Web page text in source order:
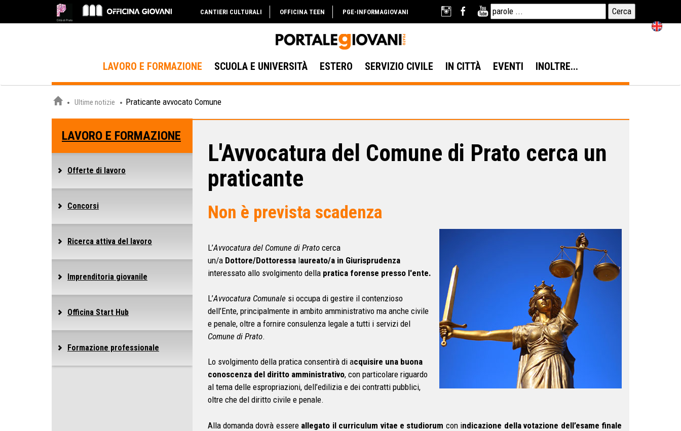
CANTIERI CULTURALI OFFICINA TEEN PGE-INFORMAGIOVANI
LAVORO E FORMAZIONE SCUOLA E UNIVERSITÀ ESTERO SERVIZIO CIVILE IN CITTÀ EVENTI INOLTRE...
Ultime notizie Praticante avvocato Comune
LAVORO E FORMAZIONE
Offerte di lavoro
Concorsi
Ricerca attiva del lavoro
Imprenditoria giovanile
Officina Start Hub
Formazione professionale
L'Avvocatura del Comune di Prato cerca un
praticante
Non è prevista scadenza
L’Avvocatura del Comune di Pratocerca
un/a Dottore/Dottoressalaureato/a in Giurisprudenza
interessato allo svolgimento della pratica forense presso l'ente.
L’Avvocatura Comunale si occupa di gestire il contenzioso
dell’Ente, principalmente in ambito amministrativo ma anche civile
e penale, oltre a fornire consulenza legale a tutti i servizi del
Comune di Prato.
Lo svolgimento della pratica consentirà di acquisire una buona
conoscenza del diritto amministrativo, con particolare riguardo
al tema delle espropriazioni, dell’edilizia e dei contratti pubblici,
oltre che del diritto civile e penale.
Alla domanda dovrà essere allegato il curriculum vitae e studiorum con indicazione della votazione dell’esame finale